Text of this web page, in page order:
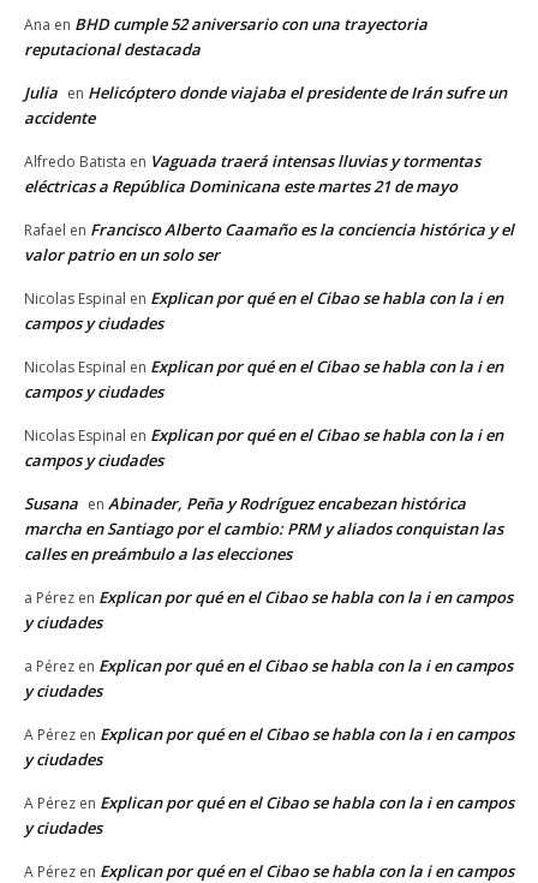
Ana en BHD cumple 52 aniversario con una trayectoria
reputacional destacada
Julia en Helicóptero donde viajaba el presidente de Irán sufre un
accidente
Alfredo Batista en Vaguada traerá intensas lluvias y tormentas
eléctricas a República Dominicana este martes 21 de mayo
Rafael en Francisco Alberto Caamaño es la conciencia histórica y el
valor patrio en un solo ser
Nicolas Espinal en Explican por qué en el Cibao se habla con la i en
campos y ciudades
Nicolas Espinal en Explican por qué en el Cibao se habla con la i en
campos y ciudades
Nicolas Espinal en Explican por qué en el Cibao se habla con la i en
campos y ciudades
Susana en Abinader, Peña y Rodríguez encabezan histórica
marcha en Santiago por el cambio: PRM y aliados conquistan las
calles en preámbulo a las elecciones
a Pérez en Explican por qué en el Cibao se habla con la i en campos
y ciudades
a Pérez en Explican por qué en el Cibao se habla con la i en campos
y ciudades
A Pérez en Explican por qué en el Cibao se habla con la i en campos
y ciudades
A Pérez en Explican por qué en el Cibao se habla con la i en campos
y ciudades
A Pérez en Explican por qué en el Cibao se habla con la i en campos